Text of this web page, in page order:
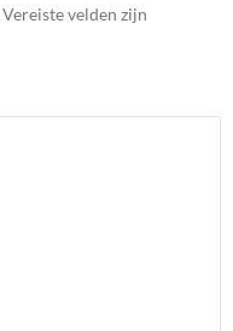
Vereiste velden zijn